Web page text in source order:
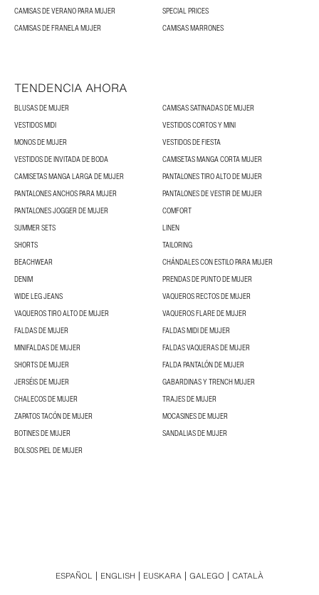
CAMISAS DE VERANO PARA MUJER
SPECIAL PRICES
CAMISAS DE FRANELA MUJER
CAMISAS MARRONES
TENDENCIA AHORA
BLUSAS DE MUJER
CAMISAS SATINADAS DE MUJER
VESTIDOS MIDI
VESTIDOS CORTOS Y MINI
MONOS DE MUJER
VESTIDOS DE FIESTA
VESTIDOS DE INVITADA DE BODA
CAMISETAS MANGA CORTA MUJER
CAMISETAS MANGA LARGA DE MUJER
PANTALONES TIRO ALTO DE MUJER
PANTALONES ANCHOS PARA MUJER
PANTALONES DE VESTIR DE MUJER
PANTALONES JOGGER DE MUJER
COMFORT
SUMMER SETS
LINEN
SHORTS
TAILORING
BEACHWEAR
CHÁNDALES CON ESTILO PARA MUJER
DENIM
PRENDAS DE PUNTO DE MUJER
WIDE LEG JEANS
VAQUEROS RECTOS DE MUJER
VAQUEROS TIRO ALTO DE MUJER
VAQUEROS FLARE DE MUJER
FALDAS DE MUJER
FALDAS MIDI DE MUJER
MINIFALDAS DE MUJER
FALDAS VAQUERAS DE MUJER
SHORTS DE MUJER
FALDA PANTALÓN DE MUJER
JERSÉIS DE MUJER
GABARDINAS Y TRENCH MUJER
CHALECOS DE MUJER
TRAJES DE MUJER
ZAPATOS TACÓN DE MUJER
MOCASINES DE MUJER
BOTINES DE MUJER
SANDALIAS DE MUJER
BOLSOS PIEL DE MUJER
ESPAÑOL ENGLISH EUSKARA GALEGO CATALÀ